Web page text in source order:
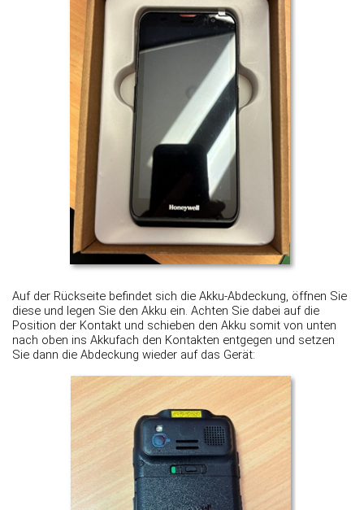
Auf der Rückseite befindet sich die Akku-Abdeckung, öffnen Sie
diese und legen Sie den Akku ein. Achten Sie dabei auf die
Position der Kontakt und schieben den Akku somit von unten
nach oben ins Akkufach den Kontakten entgegen und setzen
Sie dann die Abdeckung wieder auf das Gerät: